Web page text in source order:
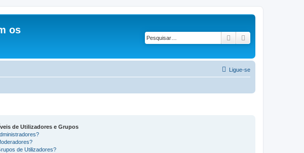
os
Pesquisar
Ligue-se
de Utilizadores e Grupos
de Utilizadores?